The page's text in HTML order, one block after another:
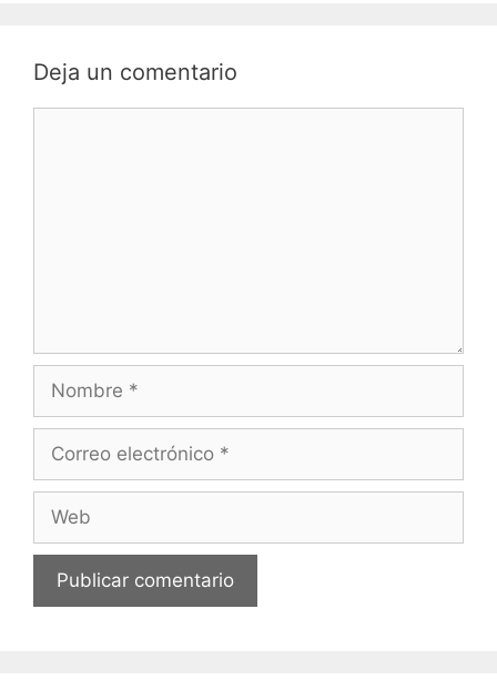
Deja un comentario
Nombre
Correo
Web